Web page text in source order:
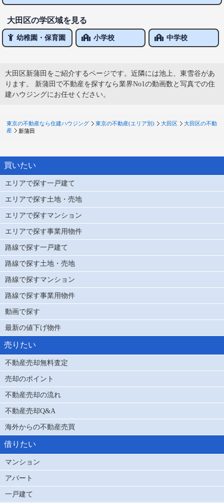
大田区の学区域を見る
幼稚園・保育園 小学校 中学校
大田区新蒲田をご紹介するページです。近隣には池上、東雪谷があ
ります。 新蒲田で不動産を探すなら業界No1の動画数と写真での住
建ハウジングにお任せください。
東京の不動産なら住建ハウジング 東京の不動産(エリア別) 大田区
大田区の不動
産
新蒲田
買いたい
エリアで探す一戸建て
エリアで探す土地・売地
エリアで探すマンション
エリアで探す事業用物件
路線で探す一戸建て
路線で探す土地・売地
路線で探すマンション
路線で探す事業用物件
動画で探す
最新の値下げ物件
売りたい
不動産売却無料査定
売却のポイント
不動産売却の流れ
不動産売却Q&A
海外からの不動産売買
借りたい
マンション
アパート
一戸建て